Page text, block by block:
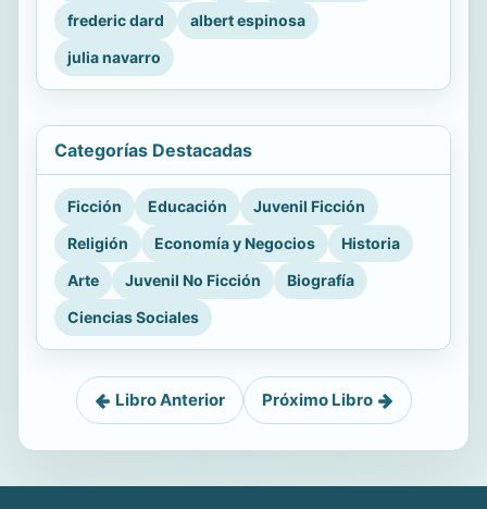
frederic dard
albert espinosa
julia navarro
Categorías Destacadas
Ficción Educación
Juvenil Ficción
Religión
Economía y Negocios
Historia
Arte
Juvenil No Ficción
Biografía
Ciencias Sociales
Libro Anterior Próximo Libro